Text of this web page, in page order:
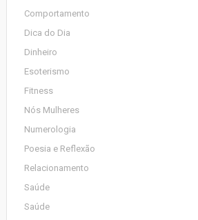
Comportamento
Dica do Dia
Dinheiro
Esoterismo
Fitness
Nós Mulheres
Numerologia
Poesia e Reflexão
Relacionamento
Saúde
Saúde